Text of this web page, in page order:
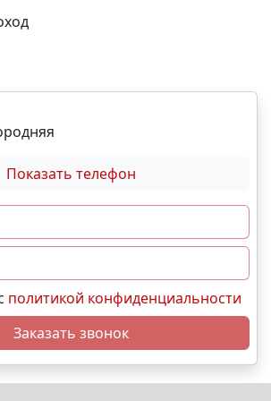
Семейная, военная
Материнский капитал;
📞Свяжитесь с нами прямо
Показать телефон
политикой конфиденциальности
Заказать звонок